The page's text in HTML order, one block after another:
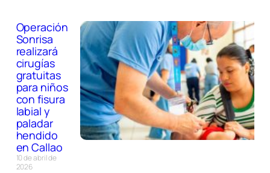
Operación
Sonrisa
realizará
cirugías
gratuitas
para niños
con fisura
labial y
paladar
hendido
en Callao
10 de abril de
2026